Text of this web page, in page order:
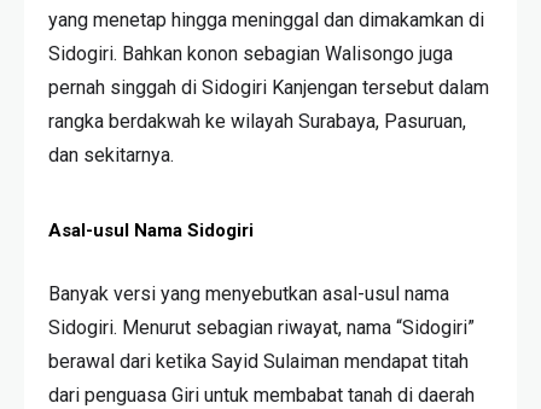
yang menetap hingga meninggal dan dimakamkan di
Sidogiri. Bahkan konon sebagian Walisongo juga
pernah singgah di Sidogiri Kanjengan tersebut dalam
rangka berdakwah ke wilayah Surabaya, Pasuruan,
dan sekitarnya.
Asal-usul Nama Sidogiri
Banyak versi yang menyebutkan asal-usul nama
Sidogiri. Menurut sebagian riwayat, nama “Sidogiri”
berawal dari ketika Sayid Sulaiman mendapat titah
dari penguasa Giri untuk membabat tanah di daerah